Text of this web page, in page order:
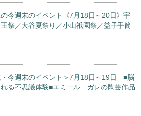
今週末のイベント《7月18日～20日》宇
祭／大谷夏祭り／小山祇園祭／益子手筒
・今週末のイベント＞7月18日～19日 ■脳
る不思議体験■エミール・ガレの陶芸作品